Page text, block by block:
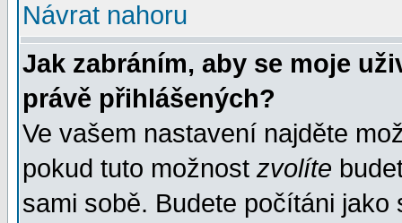
Návrat nahoru
Jak zabráním, aby se moje
právě přihlášených?
Ve vašem nastavení najděte
pokud tuto možnost zvolíte
sami sobě. Budete počítáni jako